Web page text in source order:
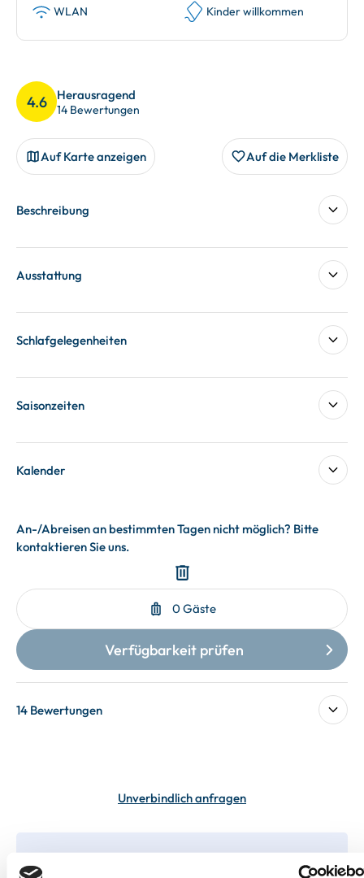
WLAN Kinder willkommen
4.6 Herausragend
14 Bewertungen
Auf Karte anzeigen Auf die Merkliste
Beschreibung
Ausstattung
Schlafgelegenheiten
Saisonzeiten
Kalender
14 Bewertungen
Unverbindlich anfragen
In deiner Buchung inbegriffen